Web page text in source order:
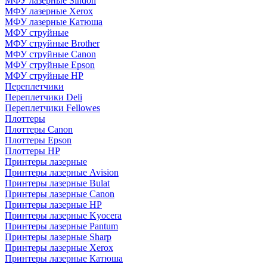
МФУ лазерные Xerox
МФУ лазерные Катюша
МФУ струйные
МФУ струйные Brother
МФУ струйные Canon
МФУ струйные Epson
МФУ струйные HP
Переплетчики
Переплетчики Deli
Переплетчики Fellowes
Плоттеры
Плоттеры Canon
Плоттеры Epson
Плоттеры HP
Принтеры лазерные
Принтеры лазерные Avision
Принтеры лазерные Bulat
Принтеры лазерные Canon
Принтеры лазерные HP
Принтеры лазерные Kyocera
Принтеры лазерные Pantum
Принтеры лазерные Sharp
Принтеры лазерные Xerox
Принтеры лазерные Катюша